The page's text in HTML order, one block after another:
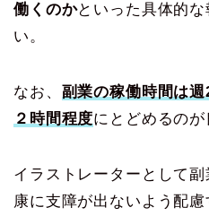
働くのかといった具体的
い。
なお、 副業の稼働時間は
２時間程度にとどめるのが
イラストレーターとして
康に支障が出ないよう配